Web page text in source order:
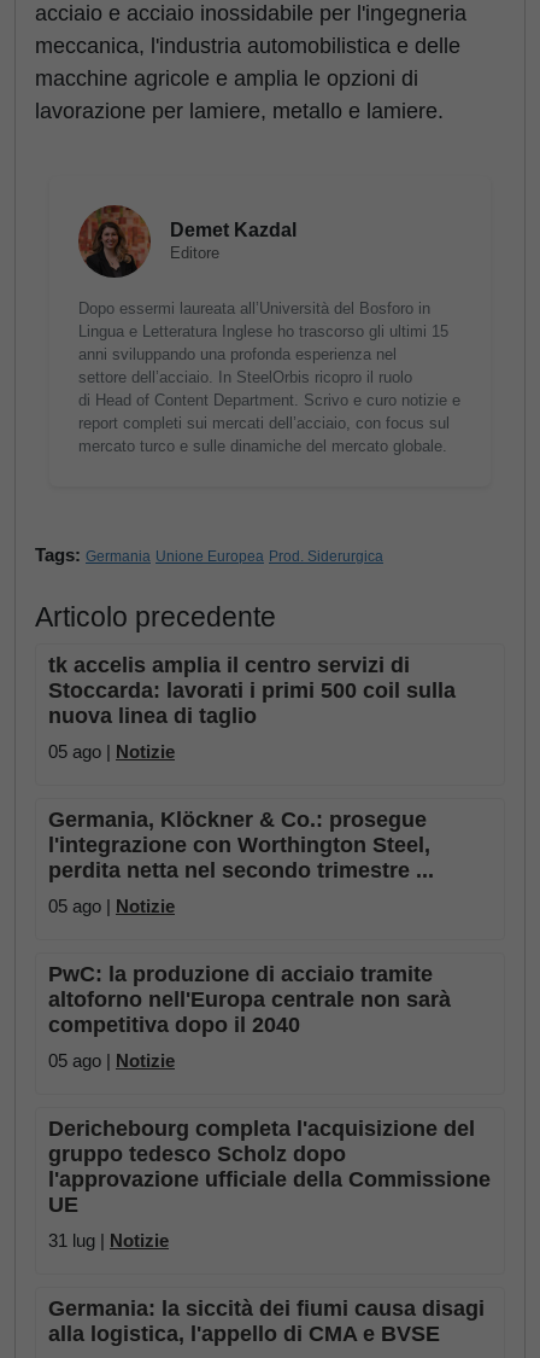
acciaio e acciaio inossidabile per l'ingegneria
meccanica, l'industria automobilistica e delle
macchine agricole e amplia le opzioni di
lavorazione per lamiere, metallo e lamiere.
Demet Kazdal
Editore
Dopo essermi laureata all’Università del Bosforo in
Lingua e Letteratura Inglese ho trascorso gli ultimi 15
anni sviluppando una profonda esperienza nel
settore dell’acciaio. In SteelOrbis ricopro il ruolo
di Head of Content Department. Scrivo e curo notizie e
report completi sui mercati dell’acciaio, con focus sul
mercato turco e sulle dinamiche del mercato globale.
Tags: Germania Unione Europea Prod. Siderurgica
Articolo precedente
tk accelis amplia il centro servizi di
Stoccarda: lavorati i primi 500 coil sulla
nuova linea di taglio
05 ago | Notizie
Germania, Klöckner & Co.: prosegue
l'integrazione con Worthington Steel,
perdita netta nel secondo trimestre ...
05 ago | Notizie
PwC: la produzione di acciaio tramite
altoforno nell'Europa centrale non sarà
competitiva dopo il 2040
05 ago | Notizie
Derichebourg completa l'acquisizione del
gruppo tedesco Scholz dopo
l'approvazione ufficiale della Commissione
UE
31 lug | Notizie
Germania: la siccità dei fiumi causa disagi
alla logistica, l'appello di CMA e BVSE